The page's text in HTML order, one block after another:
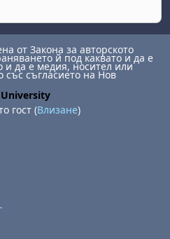
от Закона за авторското
й под каквато и да е
и да е медия, носител или
съгласието на Нов
гост (Влизане)